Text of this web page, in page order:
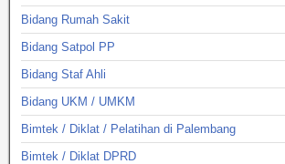
Bidang Rumah Sakit
Bidang Satpol PP
Bidang Staf Ahli
Bidang UKM / UMKM
Bimtek / Diklat / Pelatihan di Palembang
Bimtek / Diklat DPRD